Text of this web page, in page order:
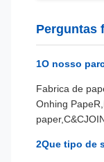
Perguntas
1O nosso
Fabrica de
Onhing Pape
2Que tipo de